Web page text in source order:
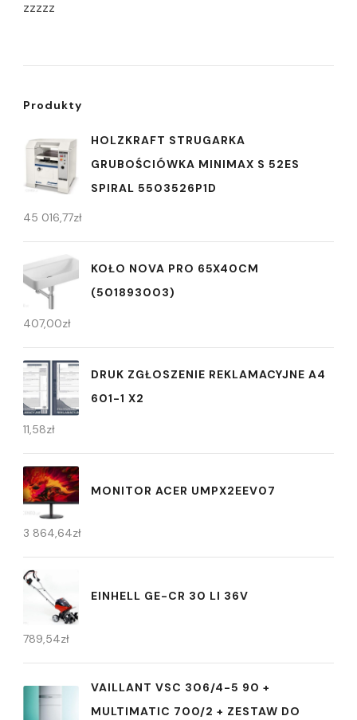
zzzzz
Produkty
HOLZKRAFT STRUGARKA
GRUBOŚCIÓWKA MINIMAX S 52ES
SPIRAL 5503526P1D
45 016,77zł
KOŁO NOVA PRO 65X40CM
(501893003)
407,00zł
DRUK ZGŁOSZENIE REKLAMACYJNE A4
601-1 X2
11,58zł
MONITOR ACER UMPX2EEV07
3 864,64zł
EINHELL GE-CR 30 LI 36V
789,54zł
VAILLANT VSC 306/4-5 90 +
MULTIMATIC 700/2 + ZESTAW DO